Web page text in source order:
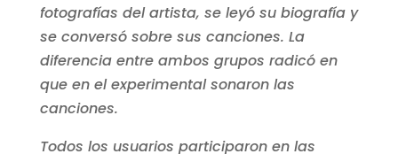
fotografías del artista, se leyó su biografía y
se conversó sobre sus canciones. La
diferencia entre ambos grupos radicó en
que en el experimental sonaron las
canciones.
Todos los usuarios participaron en las